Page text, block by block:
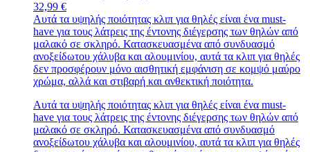
32,99 €
Αυτά τα υψηλής ποιότητας κλιπ για θηλές είναι ένα must-
have για τους λάτρεις της έντονης διέγερσης των θηλών από
μαλακό σε σκληρό. Κατασκευασμένα από συνδυασμό
ανοξείδωτου χάλυβα και αλουμινίου, αυτά τα κλιπ για θηλές
δεν προσφέρουν μόνο αισθητική εμφάνιση σε κομψό μαύρο
χρώμα, αλλά και στιβαρή και ανθεκτική ποιότητα.
Αυτά τα υψηλής ποιότητας κλιπ για θηλές είναι ένα must-
have για τους λάτρεις της έντονης διέγερσης των θηλών από
μαλακό σε σκληρό. Κατασκευασμένα από συνδυασμό
ανοξείδωτου χάλυβα και αλουμινίου, αυτά τα κλιπ για θηλές